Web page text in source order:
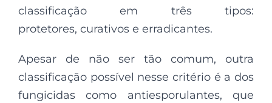
classificação em três tipos:
protetores, curativos e erradicantes.
Apesar de não ser tão comum, outra
classificação possível nesse critério é a dos
fungicidas como antiesporulantes, que